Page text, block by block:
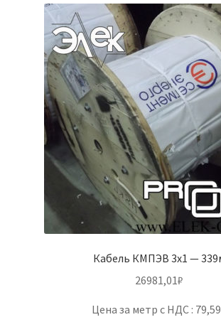
Кабель КМПЭВ 3х1 —
26981,01₽
Цена за метр с НДС :